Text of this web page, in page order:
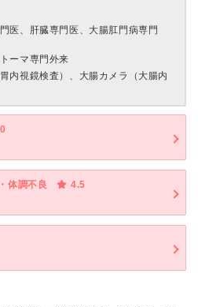
医、肝臓専門医、大腸肛門病専門
ーマ専門外来
内視鏡検査）、大腸カメラ（大腸内
体調不良
4.5